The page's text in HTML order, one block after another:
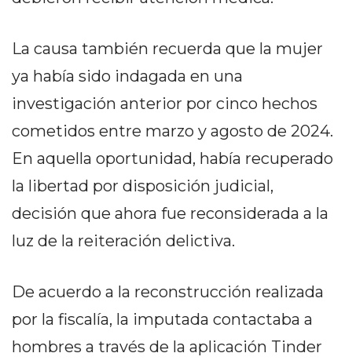
Y
NOTICIAS
NOTICIAS
DE
DE
LA
CRUZ
AIRES)
EL
MEJOR
La causa también recuerda que la mujer
ya había sido indagada en una
investigación anterior por cinco hechos
cometidos entre marzo y agosto de 2024.
En aquella oportunidad, había recuperado
la libertad por disposición judicial,
decisión que ahora fue reconsiderada a la
luz de la reiteración delictiva.
De acuerdo a la reconstrucción realizada
por la fiscalía, la imputada contactaba a
hombres a través de la aplicación Tinder